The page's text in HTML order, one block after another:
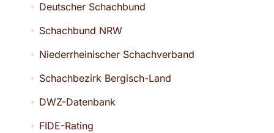
Deutscher Schachbund
Schachbund NRW
Niederrheinischer Schachverband
Schachbezirk Bergisch-Land
DWZ-Datenbank
FIDE-Rating